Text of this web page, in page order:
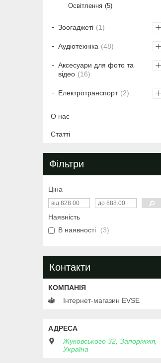
Освітлення 5
Зоогаджеті 1
Аудіотехніка 48
Аксесуари для фото та
відео
16
Електротранспорт 2
О нас
Статті
Фільтри
Ціна
Наявність
В наявності
3
Контакти
Інтернет-магазин EVSE
Жуковського 32, Запоріжжя,
Україна